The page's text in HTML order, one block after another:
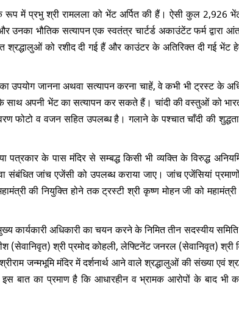
में प्रभु श्री रामलला को भेंट अर्पित की हैं। ऐसी कुल 2,926
भौतिक सत्यापन एक स्वतंत्र चार्टर्ड अकाउंटेंट फर्म द्वारा
श्रद्धालुओं को रशीद दी गई हैं और काउंटर के अतिरिक्त दी गई भेंट
उपयोग जानना अथवा सत्यापन करना चाहें, वे कभी भी ट्रस्ट के
साथ अपनी भेंट का सत्यापन कर सकते हैं। चांदी की वस्तुओं को
फोटो व वजन सहित उपलब्ध है। गलाने के पश्चात चाँदी की
के पास मंदिर से सम्बद्ध किसी भी व्यक्ति के विरुद्ध
जांच एजेंसी को उपलब्ध कराया जाए। जांच एजेंसियां
की नियुक्ति होने तक ट्रस्टी श्री कृष्ण मोहन जी को
कार्यकारी अधिकारी का चयन करने के निमित तीन सदस्यीय
(सेवानिवृत) श्री प्रमोद कोहली, लेफ्टिनेंट जनरल (सेवानिवृत) श्री
जन्मभूमि मंदिर में दर्शनार्थ आने वाले श्रद्धालुओं की संख्या एवं
बात का प्रमाण है कि आधारहीन व भ्रामक आरोपों के बाद भी